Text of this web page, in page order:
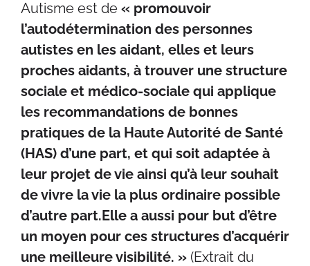
Autisme est de « promouvoir
l’autodétermination des personnes
autistes en les aidant, elles et leurs
proches aidants, à trouver une structure
sociale et médico-sociale qui applique
les recommandations de bonnes
pratiques de la Haute Autorité de Santé
(HAS) d’une part, et qui soit adaptée à
leur projet de vie ainsi qu’à leur souhait
de vivre la vie la plus ordinaire possible
d’autre part.Elle a aussi pour but d’être
un moyen pour ces structures d’acquérir
une meilleure visibilité. » (Extrait du